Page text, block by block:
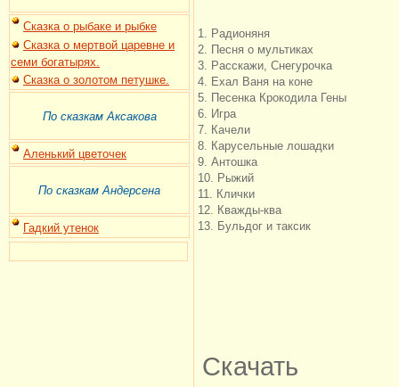
Сказка о рыбаке и рыбке
Сказка о мертвой царевне и
семи богатырях.
Сказка о золотом петушке.
По сказкам Аксакова
Аленький цветочек
По сказкам Андерсена
Гадкий утенок
1. Радионяня
2. Песня о мультиках
3. Расскажи, Снегурочка
4. Ехал Ваня на коне
5. Песенка Крокодила Гены
6. Игра
7. Качели
8. Карусельные лошадки
9. Антошка
10. Рыжий
11. Клички
12. Кважды-ква
13. Бульдог и таксик
Скачать